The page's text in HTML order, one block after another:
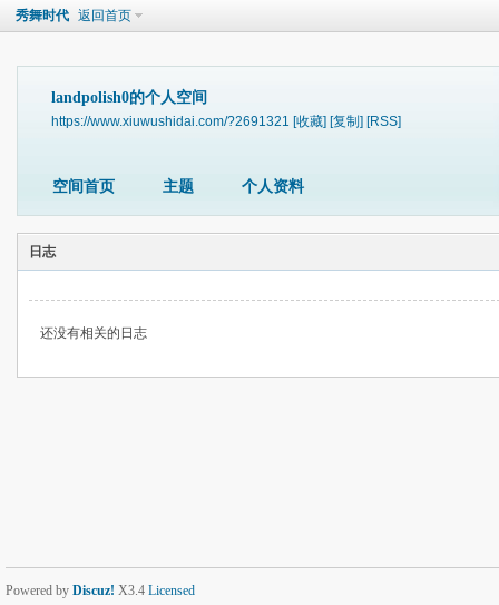
秀舞时代 返回首页
landpolish0的个人空间
https://www.xiuwushidai.com/?2691321 [收藏] [复制] [RSS]
空间首页 主题 个人资料
日志
还没有相关的日志
Powered by Discuz! X3.4 Licensed